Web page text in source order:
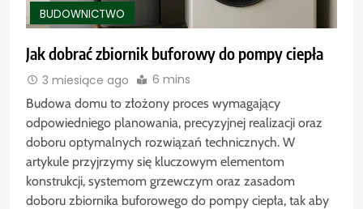
BUDOWNICTWO
Jak dobrać zbiornik buforowy do pompy ciepła
3 miesiące ago 6 mins
Budowa domu to złożony proces wymagający
odpowiedniego planowania, precyzyjnej realizacji oraz
doboru optymalnych rozwiązań technicznych. W
artykule przyjrzymy się kluczowym elementom
konstrukcji, systemom grzewczym oraz zasadom
doboru zbiornika buforowego do pompy ciepła, tak aby